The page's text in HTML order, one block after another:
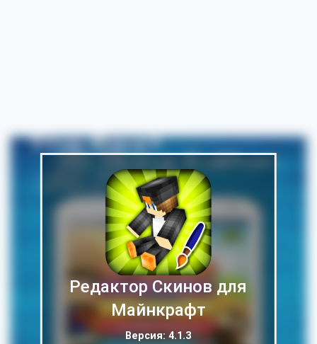
Редактор Скинов для
Майнкрафт
Версия: 4.1.3